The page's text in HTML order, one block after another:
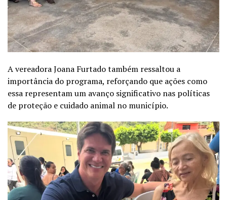
A vereadora Joana Furtado também ressaltou a
importância do programa, reforçando que ações como
essa representam um avanço significativo nas políticas
de proteção e cuidado animal no município.